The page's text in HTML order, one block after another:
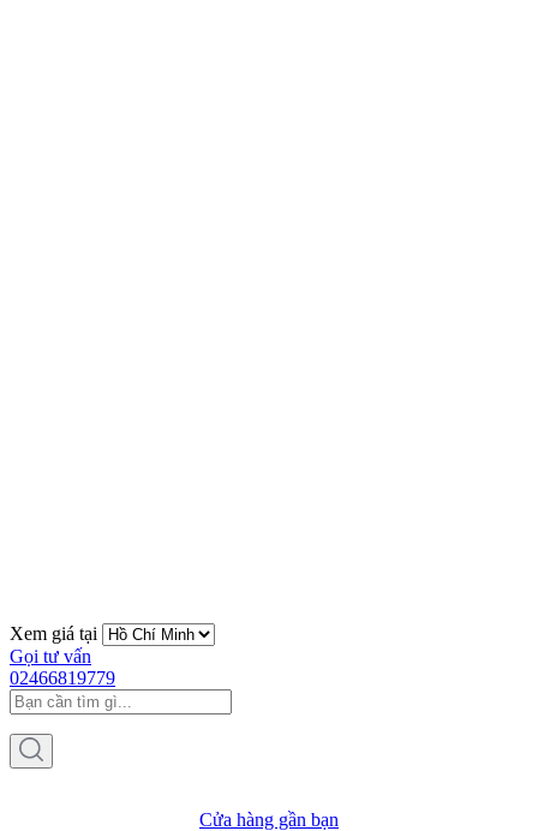
Xem giá tại
Gọi tư vấn
02466819779
Cửa hàng gần bạn